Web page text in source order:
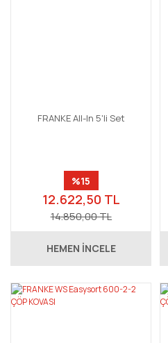
FRANKE All-In 5'li Set
%15
12.622,50 TL
14.850,00 TL
HEMEN İNCELE